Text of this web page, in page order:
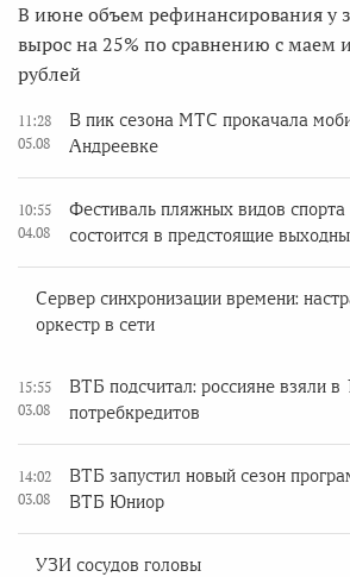
В июне объем рефинансирования у
вырос на 25% по сравнению с маем
рублей
11:28
05.08
В пик сезона МТС прокачала
Андреевке
10:55
04.08
Фестиваль пляжных видов
состоится в предстоящие
Сервер синхронизации времени:
оркестр в сети
15:55
03.08
ВТБ подсчитал: россияне взяли в
потребкредитов
14:02
03.08
ВТБ запустил новый сезон
ВТБ Юниор
УЗИ сосудов головы